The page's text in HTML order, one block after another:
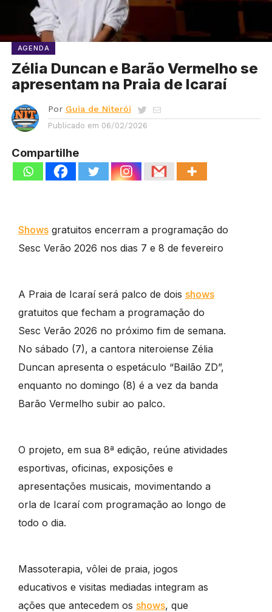
AGENDA
Zélia Duncan e Barão Vermelho se
apresentam na Praia de Icaraí
Por Guia de Niterói
Publicado em 06/02/2026
Compartilhe
Showsgratuitos encerram a programação do
Sesc Verão 2026 nos dias 7 e 8 de fevereiro
A Praia de Icaraí será palco de dois shows
gratuitos que fecham a programação do
Sesc Verão 2026 no próximo fim de semana.
No sábado (7), a cantora niteroiense Zélia
Duncan apresenta o espetáculo “Bailão ZD”,
enquanto no domingo (8) é a vez da banda
Barão Vermelho subir ao palco.
O projeto, em sua 8ª edição, reúne atividades
esportivas, oficinas, exposições e
apresentações musicais, movimentando a
orla de Icaraí com programação ao longo de
todo o dia.
Massoterapia, vôlei de praia, jogos
educativos e visitas mediadas integram as
ações que antecedem os shows, que